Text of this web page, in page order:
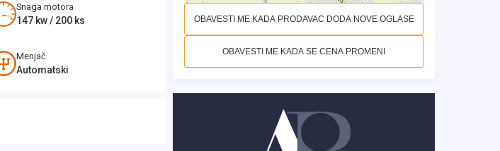
Snaga motora
147 kw / 200 ks
Menjač
Automatski
OBAVESTI ME KADA PRODAVAC DODA NOVE OGLASE
OBAVESTI ME KADA SE CENA PROMENI